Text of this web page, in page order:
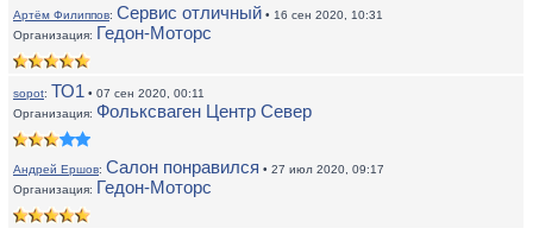
Артём Филиппов: Сервис отличный • 16 сен 2020, 10:31
Организация: Гедон-Моторс
sopot: ТО1 • 07 сен 2020, 00:11
Организация: Фольксваген Центр Север
Андрей Ершов: Салон понравился • 27 июл 2020, 09:17
Организация: Гедон-Моторс